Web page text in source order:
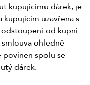
kupujícímu dárek, je
uzavřena s
od kupní
ohledně
spolu se
dárek.